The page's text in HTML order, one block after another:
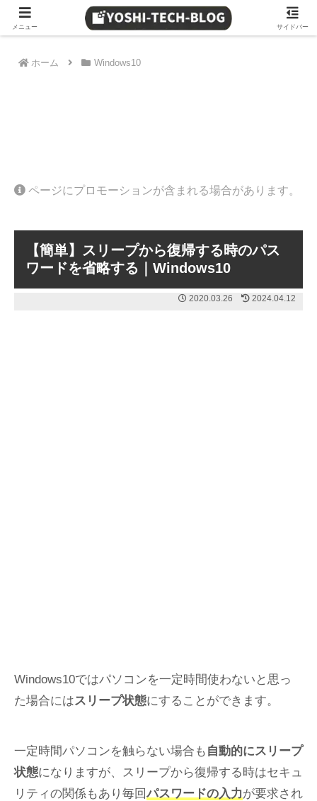
≫ Amazon 日替わりタイムセール
ホーム Windows10
ページにプロモーションが含まれる場合があります。
【簡単】スリープから復帰する時のパス
ワードを省略する｜Windows10
2020.03.26 2024.04.12
Windows10ではパソコンを一定時間使わないと思っ
た場合にはスリープ状態にすることができます。
一定時間パソコンを触らない場合も 自動的にスリープ
状態になりますが、スリープから復帰する時はセキュ
リティの関係もあり毎回パスワードの入力が要求され
メニュー サイドバー